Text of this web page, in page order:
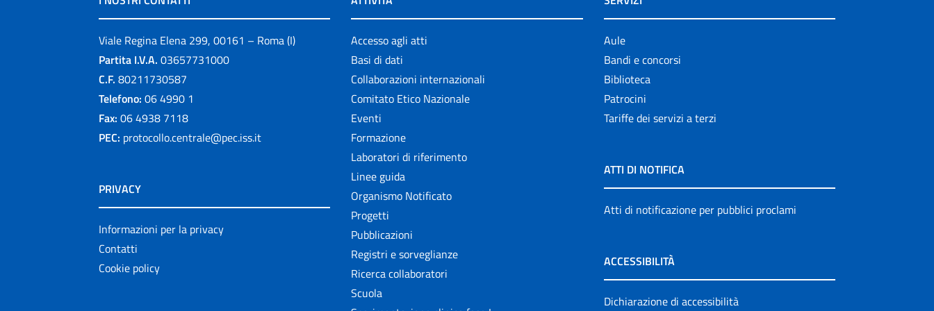
Viale Regina Elena 299, 00161 – Roma (I)
Partita I.V.A. 03657731000
C.F. 80211730587
Telefono: 06 4990 1
Fax: 06 4938 7118
PEC: protocollo.centrale@pec.iss.it
PRIVACY
Informazioni per la privacy
Contatti
Cookie policy
Accesso agli atti
Basi di dati
Collaborazioni internazionali
Comitato Etico Nazionale
Eventi
Formazione
Laboratori di riferimento
Linee guida
Organismo Notificato
Progetti
Pubblicazioni
Registri e sorveglianze
Ricerca collaboratori
Scuola
Aule
Bandi e concorsi
Biblioteca
Patrocini
Tariffe dei servizi a terzi
ATTI DI NOTIFICA
Atti di notificazione per pubblici proclami
ACCESSIBILITÀ
Dichiarazione di accessibilità